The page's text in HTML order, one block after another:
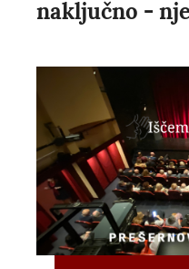
naključno -